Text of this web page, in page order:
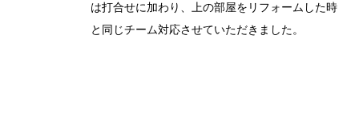
は打合せに加わり、上の部屋をリフォームした時
と同じチーム対応させていただきました。